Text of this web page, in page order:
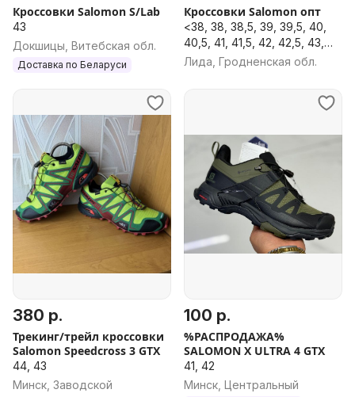
Кроссовки Salomon S/Lab
43
Докшицы, Витебская обл.
Доставка по Беларуси
Кроссовки Salomon опт
<38, 38, 38,5, 39, 39,5, 40,
40,5, 41, 41,5, 42, 42,5, 43,
43,5, 44, 44,5, 45, 45,5, 46,
Лида, Гродненская обл.
380 р.
Трекинг/трейл кроссовки
Salomon Speedcross 3 GTX
44, 43
Минск, Заводской
100 р.
%РАСПРОДАЖА%
SALOMON X ULTRA 4 GTX
41, 42
Минск, Центральный